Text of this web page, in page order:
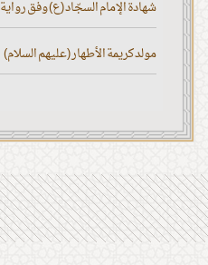
شهادة الإمام السجّاد (ع) وفق رواية
مولد كريمة الأطهار (عليهم السلام)